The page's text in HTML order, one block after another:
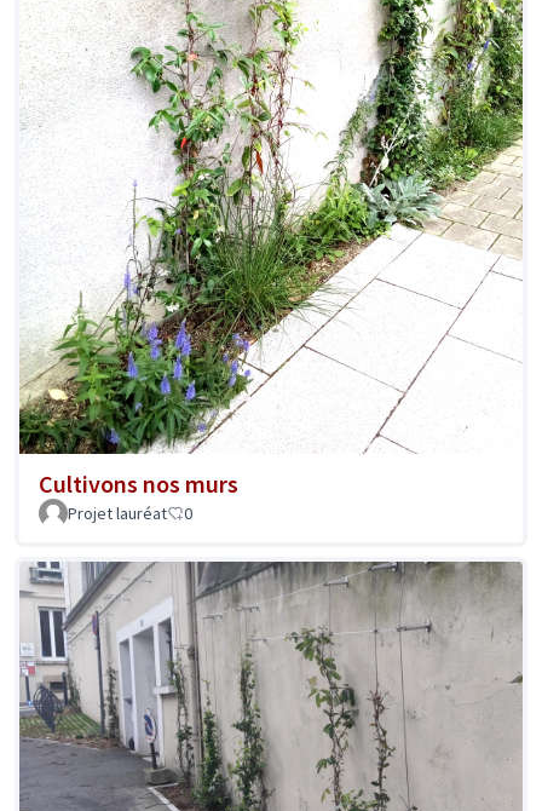
Cultivons nos murs
Projet lauréat 0